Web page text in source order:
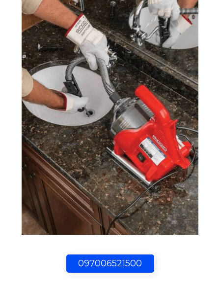
097006521500